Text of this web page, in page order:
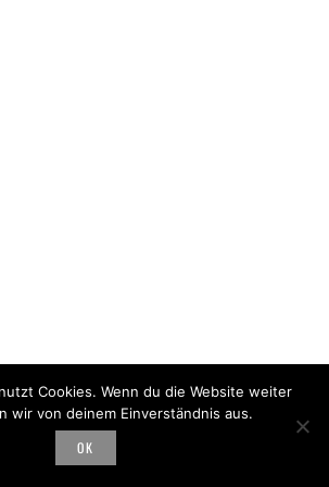
Cookies. Wenn du die Website weiter
wir von deinem Einverständnis aus.
OK